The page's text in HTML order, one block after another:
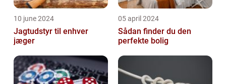
10 june 2024
Jagtudstyr til enhver
jæger
05 april 2024
Sådan finder du den
perfekte bolig